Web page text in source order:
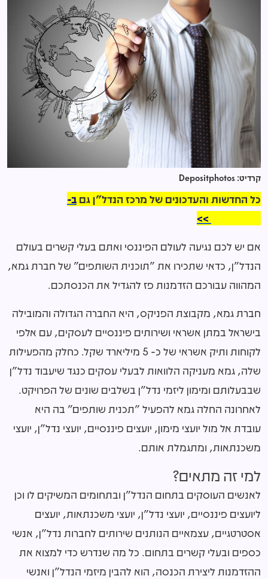
קרדיט: Depositphotos
כל החדשות והעדכונים של מרכז הנדל"ן גם ב-
אם יש לכם נגיעה לעולם הפיננסי ואתם בעלי קשרים בעולם
הנדל"ן, כדאי שתכירו את "תוכנית השותפים" של חברת גמא,
המהווה עבורכם הזדמנות פז להגדיל את הכנסתכם.
חברת גמא, מקבוצת הפניקס, היא החברה הגדולה והמובילה
בישראל במתן אשראי ושירותים פיננסיים לעסקים, עם אלפי
לקוחות ותיק אשראי של כ- 5 מיליארד שקל. כחלק מהפעילות
שלה, גמא מעניקה הלוואות לבעלי עסקים כנגד שיעבוד נדל"ן
שבבעלותם ומימון ליזמי נדל"ן בשלבים שונים של הפרויקט.
לאחרונה החלה גמא להפעיל "תכנית שותפים" בה היא
עובדת אל מול יועצי מימון, יועצים פיננסיים, יועצי נדל"ן, יועצי
משכנתאות, ומתגמלת אותם.
למי זה מתאים?
לאנשים העוסקים בתחום הנדל"ן ובתחומים המשיקים לו וכן
ליועצים פיננסיים, יועצי נדל"ן, יועצי משכנתאות, יועצים
אסטרטגיים, עצמאיים הנותנים שירותים לחברות נדל"ן, אנשי
כספים ובעלי קשרים בתחום. כל מה שנדרש כדי למצוא את
ההזדמנות ליצירת הכנסה, הוא להבין מיזמי הנדל"ן ואנשי